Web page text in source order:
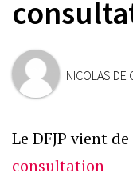
NICOLAS DE
Le DFJP vient
consultation-